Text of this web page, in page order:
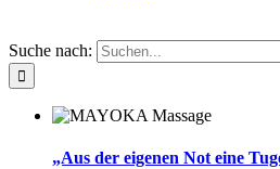
Suche nach:
„Aus der eigenen Not eine